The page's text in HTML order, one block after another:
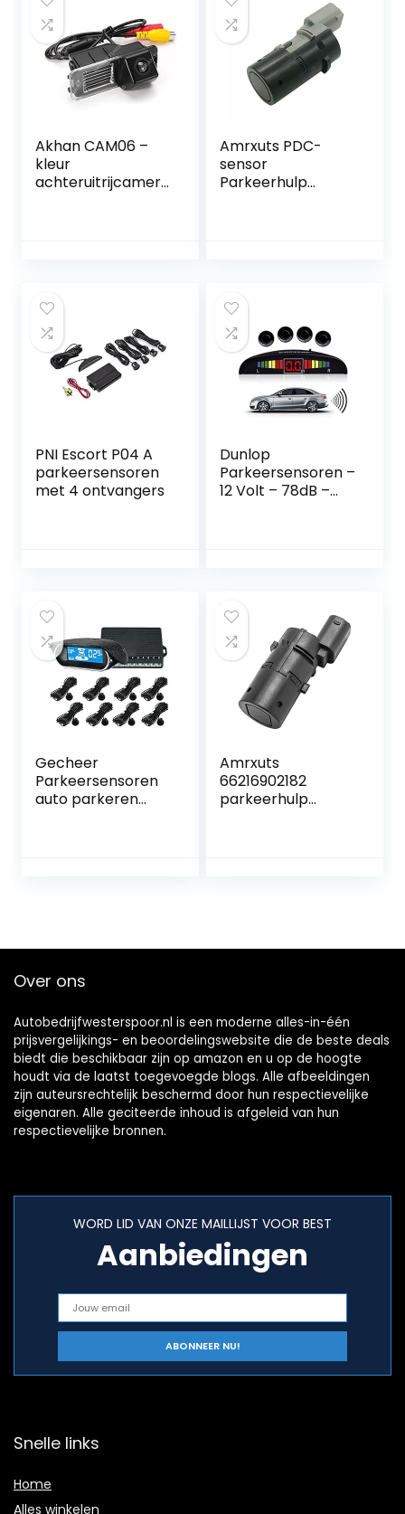
Akhan CAM06 –
kleur
achteruitrijcamera
Amrxuts PDC-
sensor
Parkeerhulp
PNI Escort P04 A
parkeersensoren
met 4 ontvangers
Dunlop
Parkeersensoren –
12 Volt – 78dB –
Gecheer
Parkeersensoren
auto parkeren
Amrxuts
66216902182
parkeerhulp
Over ons
Autobedrijfwesterspoor.nl is een moderne alles-in-één
prijsvergelijkings- en beoordelingswebsite die de beste deals
biedt die beschikbaar zijn op amazon en u op de hoogte
houdt via de laatst toegevoegde blogs. Alle afbeeldingen
zijn auteursrechtelijk beschermd door hun respectievelijke
eigenaren. Alle geciteerde inhoud is afgeleid van hun
respectievelijke bronnen.
WORD LID VAN ONZE MAILLIJST VOOR BEST
Aanbiedingen
Snelle links
Home
Alles winkelen